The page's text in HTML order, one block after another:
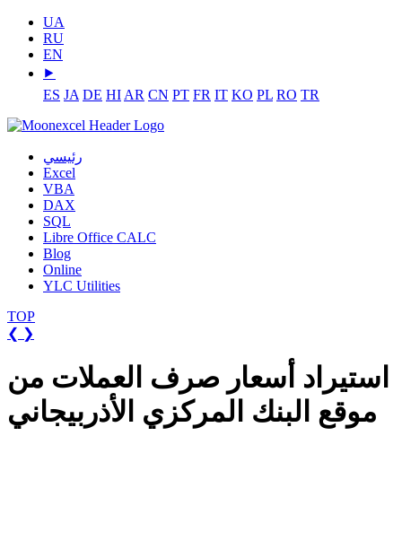
UA
RU
EN
⯈
ES JA DE HI AR CN PT FR IT KO PL RO TR
رئيسي
Excel
VBA
DAX
SQL
Libre Office CALC
Blog
Online
YLC Utilities
TOP
❮ ❯
استيراد أسعار صرف العملات من
موقع البنك المركزي الأذربيجاني